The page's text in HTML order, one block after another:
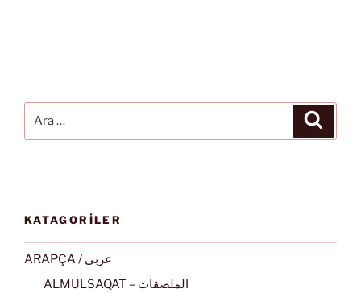
KATAGORİLER
ARAPÇA / عربى
ALMULSAQAT – الملصقات